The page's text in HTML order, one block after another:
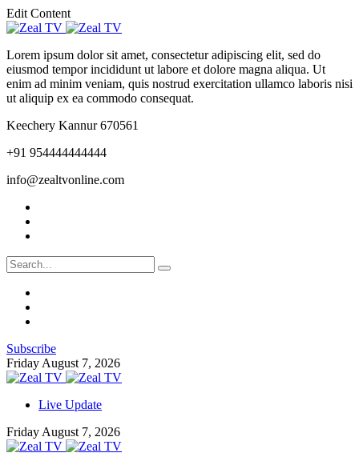
Edit Content
Lorem ipsum dolor sit amet, consectetur adipiscing elit, sed do
eiusmod tempor incididunt ut labore et dolore magna aliqua. Ut
enim ad minim veniam, quis nostrud exercitation ullamco laboris nisi
ut aliquip ex ea commodo consequat.
Keechery Kannur 670561
+91 954444444444
info@zealtvonline.com
Subscribe
Friday August 7, 2026
Live Update
Friday August 7, 2026